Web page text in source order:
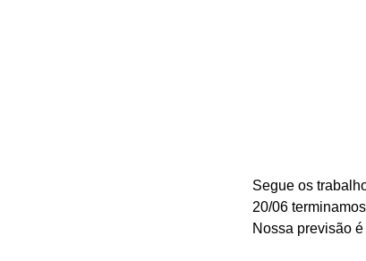
Segue os
20/06
Nossa previsão